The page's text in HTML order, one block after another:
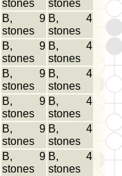
stones
stones
B, 9
stones
B, 4
stones
B, 9
stones
B, 4
stones
B, 9
stones
B, 4
stones
B, 9
stones
B, 4
stones
B, 9
stones
B, 4
stones
B, 9
stones
B, 4
stones